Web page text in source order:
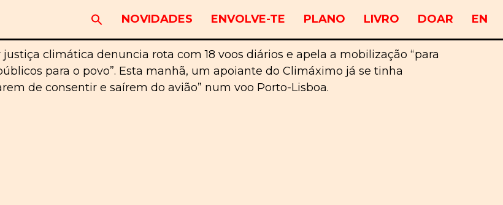
NOVIDADES ENVOLVE-TE PLANO LIVRO DOAR EN
climática denuncia rota com 18 voos diários e apela a mobilização “para
para o povo”. Esta manhã, um apoiante do Climáximo já se tinha
de consentir e saírem do avião” num voo Porto-Lisboa.